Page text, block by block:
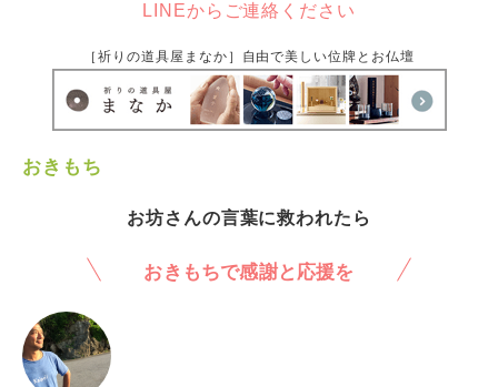
LINEからご連絡ください
［祈りの道具屋まなか］自由で美しい位牌とお仏壇
おきもち
お坊さんの言葉に救われたら
おきもちで感謝と応援を